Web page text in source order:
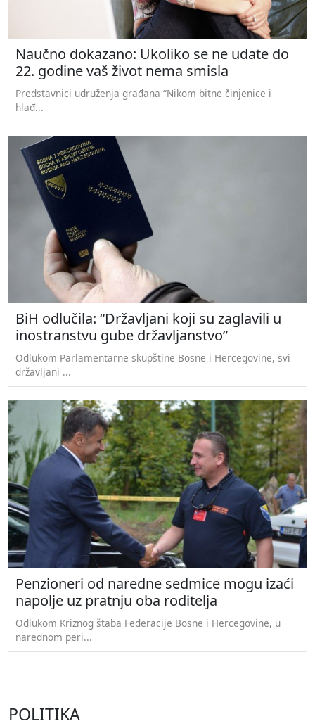
Naučno dokazano: Ukoliko se ne udate do
22. godine vaš život nema smisla
Predstavnici udruženja građana “Nikom bitne činjenice i
hlađ...
BiH odlučila: “Državljani koji su zaglavili u
inostranstvu gube državljanstvo”
Odlukom Parlamentarne skupštine Bosne i Hercegovine, svi
državljani ...
Penzioneri od naredne sedmice mogu izaći
napolje uz pratnju oba roditelja
Odlukom Kriznog štaba Federacije Bosne i Hercegovine, u
narednom peri...
POLITIKA